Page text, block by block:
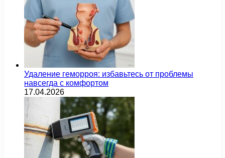
Удаление геморроя: избавьтесь от проблемы
навсегда с комфортом
17.04.2026